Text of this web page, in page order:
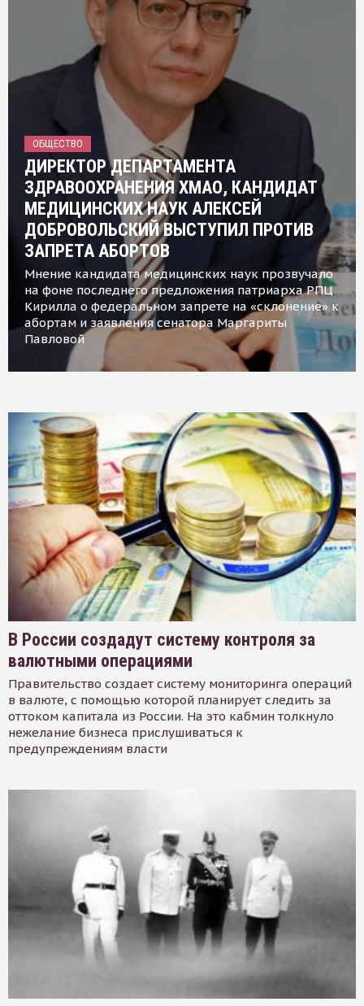
ОБЩЕСТВО
ДИРЕКТОР ДЕПАРТАМЕНТА
ЗДРАВООХРАНЕНИЯ ХМАО, КАНДИДАТ
МЕДИЦИНСКИХ НАУК АЛЕКСЕЙ
ДОБРОВОЛЬСКИЙ ВЫСТУПИЛ ПРОТИВ
ЗАПРЕТА АБОРТОВ
Мнение кандидата медицинских наук прозвучало
на фоне последнего предложения патриарха РПЦ
Кирилла о федеральном запрете на «склонение» к
абортам и заявления сенатора Маргариты
Павловой
В России создадут систему контроля за
валютными операциями
Правительство создает систему мониторинга операций
в валюте, с помощью которой планирует следить за
оттоком капитала из России. На это кабмин толкнуло
нежелание бизнеса прислушиваться к
предупреждениям власти